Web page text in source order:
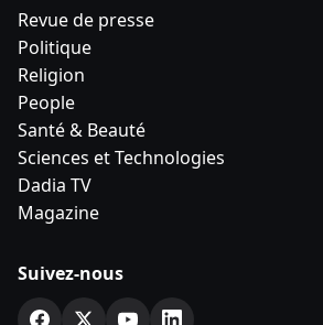
Revue de presse
Politique
Religion
People
Santé & Beauté
Sciences et Technologies
Dadia TV
Magazine
Suivez-nous